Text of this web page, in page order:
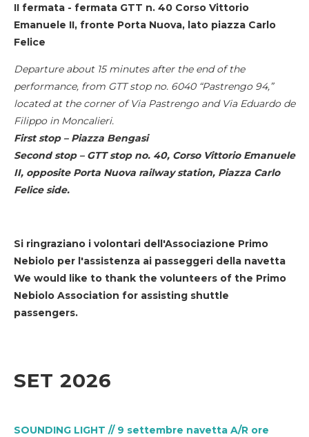
II fermata - fermata GTT n. 40 Corso Vittorio
Emanuele II, fronte Porta Nuova, lato piazza Carlo
Felice
Departure about 15 minutes after the end of the
performance, from GTT stop no. 6040 “Pastrengo 94,”
located at the corner of Via Pastrengo and Via Eduardo de
Filippo in Moncalieri.
First stop – Piazza Bengasi
Second stop – GTT stop no. 40, Corso Vittorio Emanuele
II, opposite Porta Nuova railway station, Piazza Carlo
Felice side.
Si ringraziano i volontari dell'Associazione Primo
Nebiolo per l'assistenza ai passeggeri della navetta
We would like to thank the volunteers of the Primo
Nebiolo Association for assisting shuttle
passengers.
SET 2026
SOUNDING LIGHT // 9 settembre navetta A/R ore